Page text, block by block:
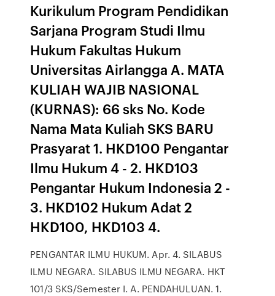
Kurikulum Program Pendidikan
Sarjana Program Studi Ilmu
Hukum Fakultas Hukum
Universitas Airlangga A. MATA
KULIAH WAJIB NASIONAL
(KURNAS): 66 sks No. Kode
Nama Mata Kuliah SKS BARU
Prasyarat 1. HKD100 Pengantar
Ilmu Hukum 4 - 2. HKD103
Pengantar Hukum Indonesia 2 -
3. HKD102 Hukum Adat 2
HKD100, HKD103 4.
PENGANTAR ILMU HUKUM. Apr. 4. SILABUS
ILMU NEGARA. SILABUS ILMU NEGARA. HKT
101/3 SKS/Semester I. A. PENDAHULUAN. 1.